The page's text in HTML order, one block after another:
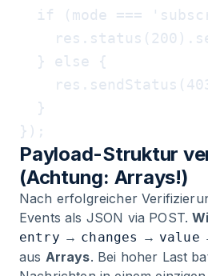
if (mode ===
  } else {
  }
Payload-Struktur
(Achtung: Arrays!)
Nach erfolgreicher
Events als JSON via POST.
entry → changes → value
aus Arrays. Bei hoher Last